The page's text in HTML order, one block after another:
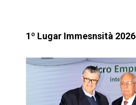
1º Lugar Immesnsità 2026